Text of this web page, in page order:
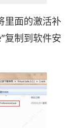
里面的激活补
复制到软件安